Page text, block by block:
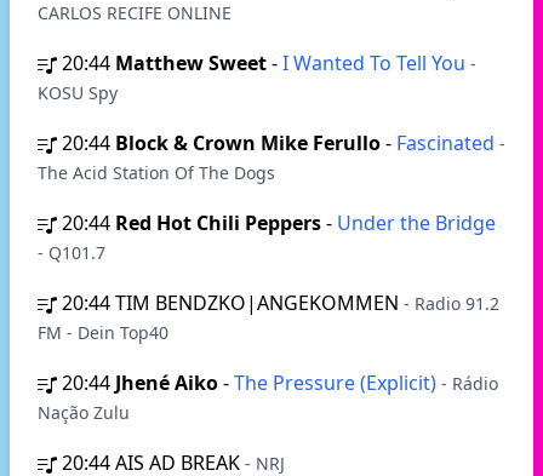
CARLOS RECIFE ONLINE
20:44 Matthew Sweet-I Wanted To Tell You -
KOSU Spy
20:44 Block & Crown Mike Ferullo- Fascinated -
The Acid Station Of The Dogs
20:44 Red Hot Chili Peppers- Under the Bridge
- Q101.7
20:44TIM BENDZKO|ANGEKOMMEN - Radio 91.2
FM - Dein Top40
20:44 Jhené Aiko-The Pressure (Explicit) - Rádio
Nação Zulu
20:44AIS AD BREAK - NRJ